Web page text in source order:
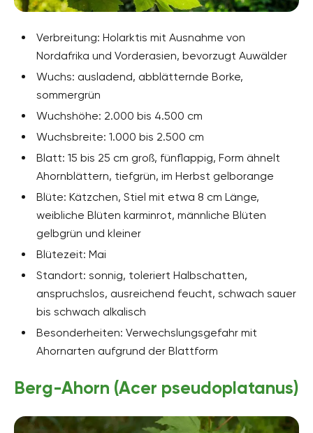
Verbreitung: Holarktis mit Ausnahme von
Nordafrika und Vorderasien, bevorzugt Auwälder
Wuchs: ausladend, abblätternde Borke,
sommergrün
Wuchshöhe: 2.000 bis 4.500 cm
Wuchsbreite: 1.000 bis 2.500 cm
Blatt: 15 bis 25 cm groß, fünflappig, Form ähnelt
Ahornblättern, tiefgrün, im Herbst gelborange
Blüte: Kätzchen, Stiel mit etwa 8 cm Länge,
weibliche Blüten karminrot, männliche Blüten
gelbgrün und kleiner
Blütezeit: Mai
Standort: sonnig, toleriert Halbschatten,
anspruchslos, ausreichend feucht, schwach sauer
bis schwach alkalisch
Besonderheiten: Verwechslungsgefahr mit
Ahornarten aufgrund der Blattform
Berg-Ahorn (Acer pseudoplatanus)